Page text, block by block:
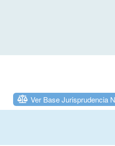
Ver Base Jurisprudencia